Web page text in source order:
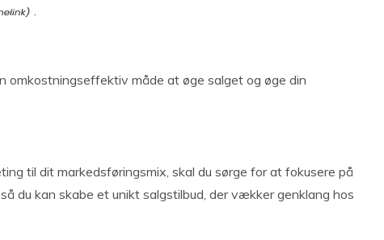
.
omkostningseffektiv måde at øge salget og øge din
til dit markedsføringsmix, skal du sørge for at fokusere på
du kan skabe et unikt salgstilbud, der vækker genklang hos